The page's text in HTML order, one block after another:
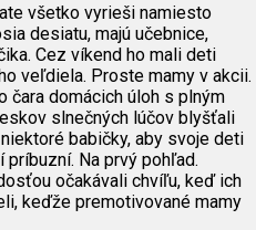
všetko vyrieši namiesto
desiatu, majú učebnice,
Cez víkend ho mali deti
veľdiela. Proste mamy v akcii.
čara domácich úloh s plným
slnečných lúčov blyšťali
babičky, aby svoje deti
Na prvý pohľad.
očakávali chvíľu, keď ich
keďže premotivované mamy